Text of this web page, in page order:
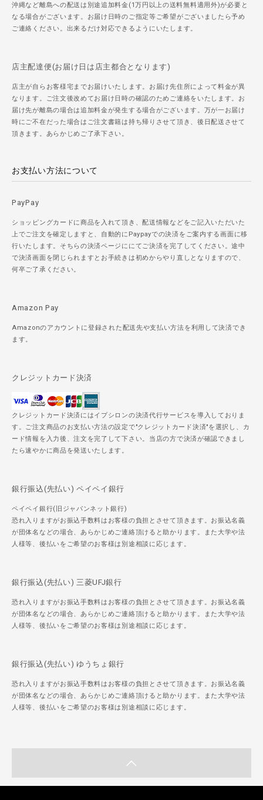
沖縄など離島への配送は別途追加料金(1万円以上の送料無料適用外)が必要と
なる場合がございます。お届け日時のご指定等ご希望がございましたら予め
ご連絡ください。出来るだけ対応できるようにいたします。
店主配達便(お届け日は店主都合となります)
店主が自らお客様宅までお届けいたします。お届け先住所によって料金が異
なります。ご注文後改めてお届け日時の確認のためご連絡をいたします。お
届け先が離島の場合は追加料金が発生する場合がございます。万が一お届け
時にご不在だった場合はご注文書籍は持ち帰りさせて頂き、後日配送させて
頂きます。あらかじめご了承下さい。
お支払い方法について
PayPay
ショッピングカードに商品を入れて頂き、配送情報などをご記入いただいた
上でご注文を確定しますと、自動的にPaypayでの決済をご案内する画面に移
行いたします。そちらの決済ページににてご決済を完了してください。途中
で決済画面を閉じられますとお手続きは初めからやり直しとなりますので、
何卒ご了承ください。
Amazon Pay
Amazonのアカウントに登録された配送先や支払い方法を利用して決済でき
ます。
クレジットカード決済
クレジットカード決済にはイプシロンの決済代行サービスを導入しておりま
す。ご注文商品のお支払い方法の設定で"クレジットカード決済"を選択し、カ
ード情報を入力後、注文を完了して下さい。当店の方で決済が確認できまし
たら速やかに商品を発送いたします。
銀行振込(先払い) ペイペイ銀行
ペイペイ銀行(旧ジャパンネット銀行)
恐れ入りますがお振込手数料はお客様の負担とさせて頂きます。お振込名義
が団体名などの場合、あらかじめご連絡頂けると助かります。また大学や法
人様等、後払いをご希望のお客様は別途相談に応じます。
銀行振込(先払い) 三菱UFJ銀行
恐れ入りますがお振込手数料はお客様の負担とさせて頂きます。お振込名義
が団体名などの場合、あらかじめご連絡頂けると助かります。また大学や法
人様等、後払いをご希望のお客様は別途相談に応じます。
銀行振込(先払い) ゆうちょ銀行
恐れ入りますがお振込手数料はお客様の負担とさせて頂きます。お振込名義
が団体名などの場合、あらかじめご連絡頂けると助かります。また大学や法
人様等、後払いをご希望のお客様は別途相談に応じます。